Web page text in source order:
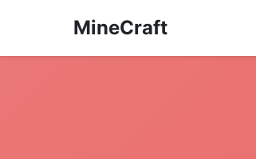
MineCraft